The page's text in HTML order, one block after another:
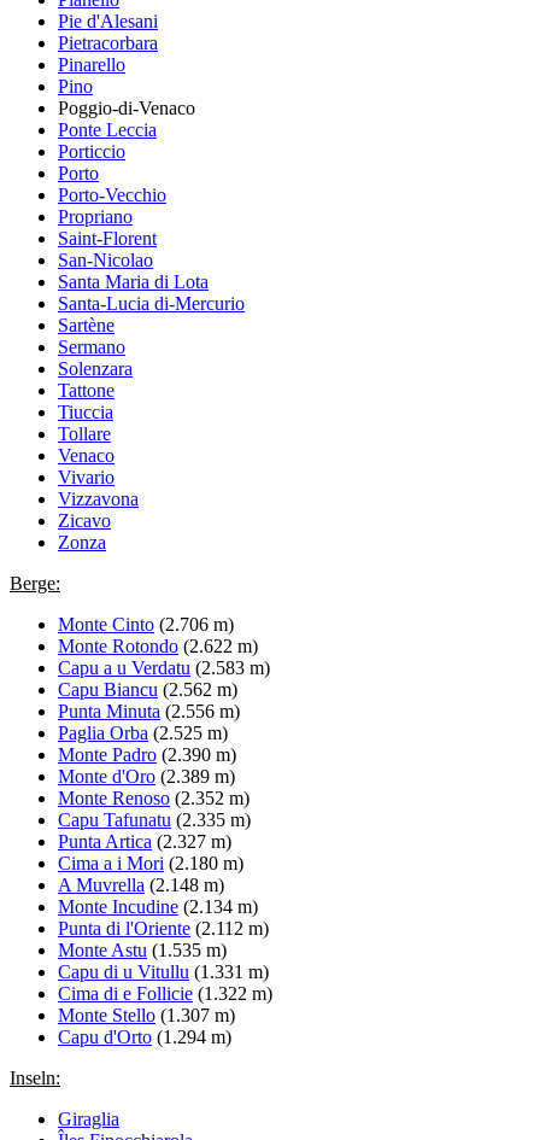
Pie d'Alesani
Pietracorbara
Pinarello
Pino
Poggio-di-Venaco
Ponte Leccia
Porticcio
Porto
Porto-Vecchio
Propriano
Saint-Florent
San-Nicolao
Santa Maria di Lota
Santa-Lucia di-Mercurio
Sartène
Sermano
Solenzara
Tattone
Tiuccia
Tollare
Venaco
Vivario
Vizzavona
Zicavo
Zonza
Berge:
Monte Cinto (2.706 m)
Monte Rotondo (2.622 m)
Capu a u Verdatu (2.583 m)
Capu Biancu (2.562 m)
Punta Minuta (2.556 m)
Paglia Orba (2.525 m)
Monte Padro (2.390 m)
Monte d'Oro (2.389 m)
Monte Renoso (2.352 m)
Capu Tafunatu (2.335 m)
Punta Artica (2.327 m)
Cima a i Mori (2.180 m)
A Muvrella (2.148 m)
Monte Incudine (2.134 m)
Punta di l'Oriente (2.112 m)
Monte Astu (1.535 m)
Capu di u Vitullu (1.331 m)
Cima di e Follicie (1.322 m)
Monte Stello (1.307 m)
Capu d'Orto (1.294 m)
Inseln:
Giraglia